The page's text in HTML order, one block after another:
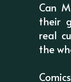
Can
their
real
the